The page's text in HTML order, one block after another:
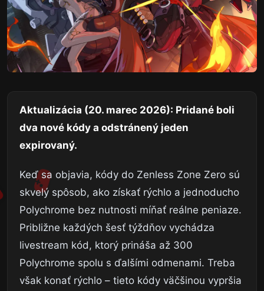
Aktualizácia (20. marec 2026): Pridané boli
dva nové kódy a odstránený jeden
expirovaný.
Keď sa objavia, kódy do Zenless Zone Zero sú
skvelý spôsob, ako získať rýchlo a jednoducho
Polychrome bez nutnosti míňať reálne peniaze.
Približne každých šesť týždňov vychádza
livestream kód, ktorý prináša až 300
Polychrome spolu s ďalšími odmenami. Treba
však konať rýchlo – tieto kódy väčšinou vypršia